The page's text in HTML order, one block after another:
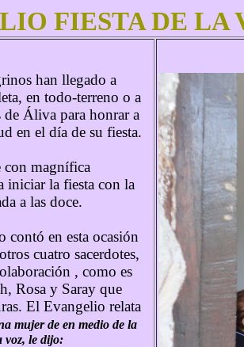
FIESTA DE
han llegado a
en todo-terreno o a
de Áliva para honrar a
en el día de su fiesta.
con magnífica
iniciar la fiesta con la
a las doce.
contó en esta ocasión
cuatro sacerdotes,
, como es
Rosa y Saray que
El Evangelio relata
mujer de en medio de la
voz, le dijo: